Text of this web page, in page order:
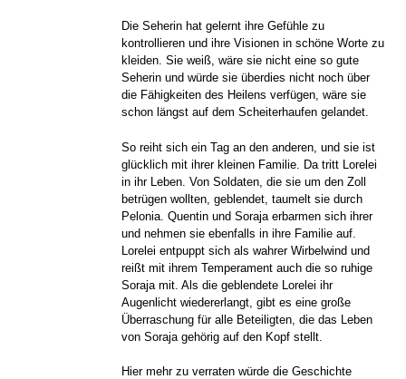
Die Seherin hat gelernt ihre Gefühle zu
kontrollieren und ihre Visionen in schöne Worte zu
kleiden. Sie weiß, wäre sie nicht eine so gute
Seherin und würde sie überdies nicht noch über
die Fähigkeiten des Heilens verfügen, wäre sie
schon längst auf dem Scheiterhaufen gelandet.
So reiht sich ein Tag an den anderen, und sie ist
glücklich mit ihrer kleinen Familie. Da tritt Lorelei
in ihr Leben. Von Soldaten, die sie um den Zoll
betrügen wollten, geblendet, taumelt sie durch
Pelonia. Quentin und Soraja erbarmen sich ihrer
und nehmen sie ebenfalls in ihre Familie auf.
Lorelei entpuppt sich als wahrer Wirbelwind und
reißt mit ihrem Temperament auch die so ruhige
Soraja mit. Als die geblendete Lorelei ihr
Augenlicht wiedererlangt, gibt es eine große
Überraschung für alle Beteiligten, die das Leben
von Soraja gehörig auf den Kopf stellt.
Hier mehr zu verraten würde die Geschichte